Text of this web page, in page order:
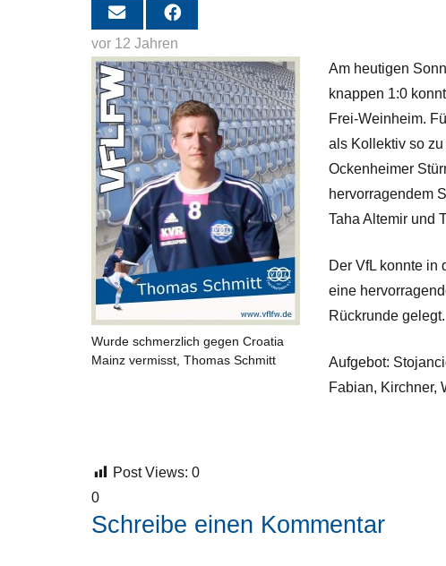
vor 12 Jahren
Wurde schmerzlich gegen Croatia
Mainz vermisst, Thomas Schmitt
Am heutigen
knappen 1:0
Frei-Weinheim.
als Kollektiv so
Ockenheimer
hervorragendem
Taha Altemir und
Der VfL konnte in
eine
Rückrunde gelegt.
Aufgebot:
Fabian, Kirchner,
Post Views: 0
0
Schreibe einen Kommentar